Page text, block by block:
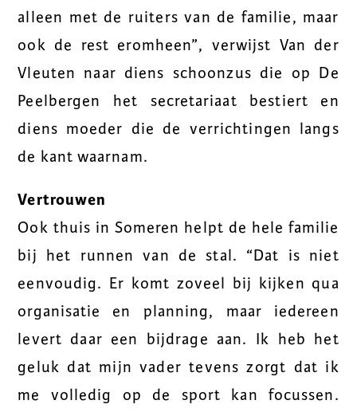
alleen met de ruiters van de familie, maar
ook de rest eromheen”, verwijst Van der
Vleuten naar diens schoonzus die op De
Peelbergen het secretariaat bestiert en
diens moeder die de verrichtingen langs
de kant waarnam.
Vertrouwen
Ook thuis in Someren helpt de hele familie
bij het runnen van de stal. “Dat is niet
eenvoudig. Er komt zoveel bij kijken qua
organisatie en planning, maar iedereen
levert daar een bijdrage aan. Ik heb het
geluk dat mijn vader tevens zorgt dat ik
me volledig op de sport kan focussen.